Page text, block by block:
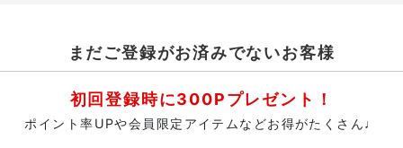
まだご登録がお済みでないお客様
初回登録時に300Pプレゼント！
ポイント率UPや会員限定アイテムなどお得がたくさん♩